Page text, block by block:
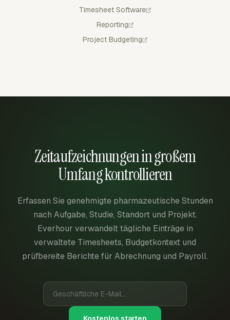
Timesheet Software
Reporting
Project Budgeting
Zeitaufzeichnungen in großem
Umfang kontrollieren
Erfassen Sie genehmigte pharmazeutische Stunden
nach Aufgabe, Studie, Standort und Projekt.
Everhour verwandelt tägliche Einträge in
verwaltete Timesheets, Budgetkontext und
prüfbereite Berichte für Abrechnung und Payroll.